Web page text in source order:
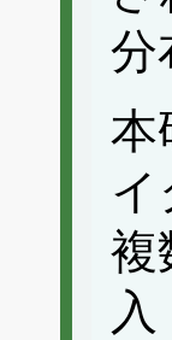
分
本
イ
複